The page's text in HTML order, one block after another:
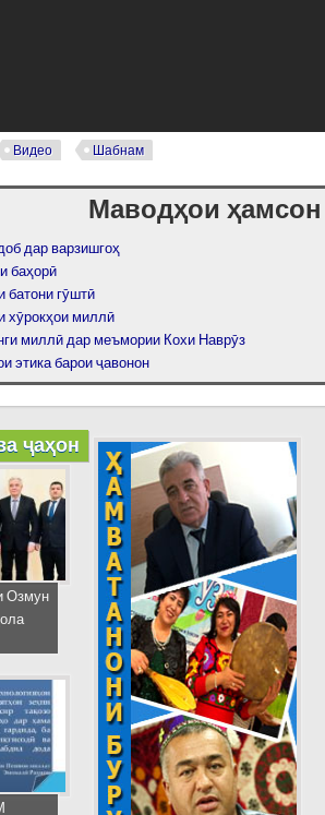
Видео Шабнам
Маводҳои ҳамсон
дар варзишгоҳ
баҳорӣ
батони гӯштӣ
хӯрокҳои миллӣ
миллӣ дар меъмории Кохи Наврӯз
этика барои ҷавонон
ҷаҳон
Озмун